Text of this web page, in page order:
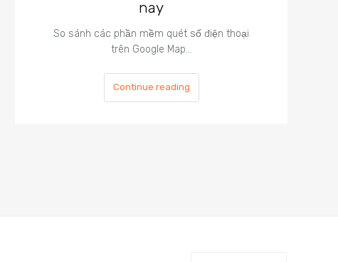
nay
So sánh các phần mềm quét số điện thoại
trên Google Map…
Continue reading